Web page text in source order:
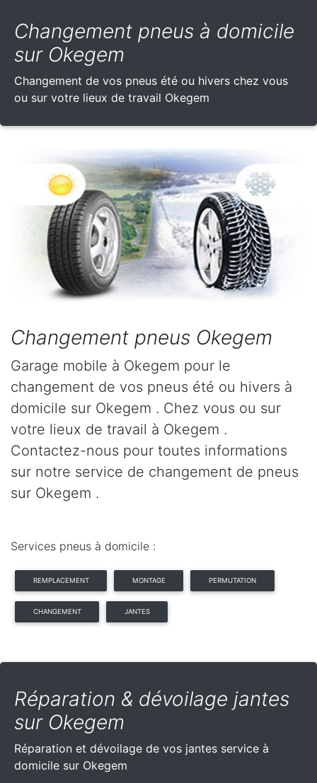
Changement pneus à domicile
sur Okegem
Changement de vos pneus été ou hivers chez vous
ou sur votre lieux de travail Okegem
Changement pneus Okegem
Garage mobile à Okegem pour le
changement de vos pneus été ou hivers à
domicile sur Okegem . Chez vous ou sur
votre lieux de travail à Okegem .
Contactez-nous pour toutes informations
sur notre service de changement de pneus
sur Okegem .
Services pneus à domicile :
REMPLACEMENT MONTAGE PERMUTATION
CHANGEMENT JANTES
Réparation & dévoilage jantes
sur Okegem
Réparation et dévoilage de vos jantes service à
domicile sur Okegem